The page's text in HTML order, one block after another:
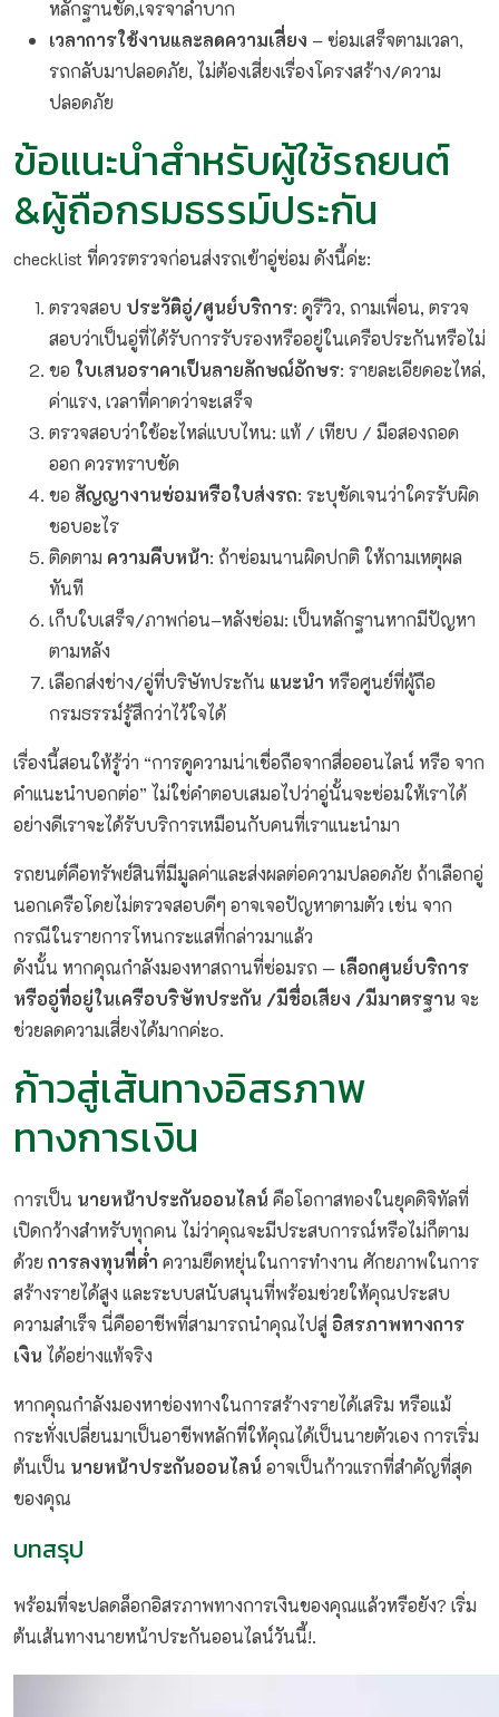
หลักฐานชัด,เจรจาลำบาก
เวลาการใช้งานและลดความเสี่ยง – ซ่อมเสร็จตามเวลา,
รถกลับมาปลอดภัย, ไม่ต้องเสี่ยงเรื่องโครงสร้าง/ความ
ปลอดภัย
ข้อแนะนำสำหรับผู้ใช้รถยนต์
&ผู้ถือกรมธรรม์ประกัน
checklist ที่ควรตรวจก่อนส่งรถเข้าอู่ซ่อม ดังนี้ค่ะ:
ตรวจสอบ ประวัติอู่/ศูนย์บริการ: ดูรีวิว, ถามเพื่อน, ตรวจ
สอบว่าเป็นอู่ที่ได้รับการรับรองหรืออยู่ในเครือประกันหรือไม่
ขอ ใบเสนอราคาเป็นลายลักษณ์อักษร: รายละเอียดอะไหล่,
ค่าแรง, เวลาที่คาดว่าจะเสร็จ
ตรวจสอบว่าใช้อะไหล่แบบไหน: แท้ / เทียบ / มือสองถอด
ออก ควรทราบชัด
ขอ สัญญางานซ่อมหรือใบส่งรถ: ระบุชัดเจนว่าใครรับผิด
ชอบอะไร
ติดตาม ความคืบหน้า: ถ้าซ่อมนานผิดปกติ ให้ถามเหตุผล
ทันที
เก็บใบเสร็จ/ภาพก่อน–หลังซ่อม: เป็นหลักฐานหากมีปัญหา
ตามหลัง
เลือกส่งช่าง/อู่ที่บริษัทประกัน แนะนำ หรือศูนย์ที่ผู้ถือ
กรมธรรม์รู้สึกว่าไว้ใจได้
เรื่องนี้สอนให้รู้ว่า “การดูความน่าเชื่อถือจากสื่อออนไลน์ หรือ จาก
คำแนะนำบอกต่อ” ไม่ใช่คำตอบเสมอไปว่าอู่นั้นจะซ่อมให้เราได้
อย่างดีเราจะได้รับบริการเหมือนกับคนที่เราแนะนำมา
รถยนต์คือทรัพย์สินที่มีมูลค่าและส่งผลต่อความปลอดภัย ถ้าเลือกอู่
นอกเครือโดยไม่ตรวจสอบดีๆ อาจเจอปัญหาตามตัว เช่น จาก
กรณีในรายการโหนกระแสที่กล่าวมาแล้ว
ดังนั้น หากคุณกำลังมองหาสถานที่ซ่อมรถ — เลือกศูนย์บริการ
หรืออู่ที่อยู่ในเครือบริษัทประกัน /มีชื่อเสียง /มีมาตรฐาน จะ
ช่วยลดความเสี่ยงได้มากค่ะo.
ก้าวสู่เส้นทางอิสรภาพ
ทางการเงิน
การเป็น นายหน้าประกันออนไลน์ คือโอกาสทองในยุคดิจิทัลที่
เปิดกว้างสำหรับทุกคน ไม่ว่าคุณจะมีประสบการณ์หรือไม่ก็ตาม
ด้วย การลงทุนที่ต่ำ ความยืดหยุ่นในการทำงาน ศักยภาพในการ
สร้างรายได้สูง และระบบสนับสนุนที่พร้อมช่วยให้คุณประสบ
ความสำเร็จ นี่คืออาชีพที่สามารถนำคุณไปสู่ อิสรภาพทางการ
เงิน ได้อย่างแท้จริง
หากคุณกำลังมองหาช่องทางในการสร้างรายได้เสริม หรือแม้
กระทั่งเปลี่ยนมาเป็นอาชีพหลักที่ให้คุณได้เป็นนายตัวเอง การเริ่ม
ต้นเป็น นายหน้าประกันออนไลน์ อาจเป็นก้าวแรกที่สำคัญที่สุด
ของคุณ
บทสรุป
พร้อมที่จะปลดล็อกอิสรภาพทางการเงินของคุณแล้วหรือยัง? เริ่ม
ต้นเส้นทางนายหน้าประกันออนไลน์วันนี้!.